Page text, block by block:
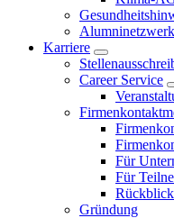
Alumninetzwerk
Karriere
Career Service
Für
Für
Gründung